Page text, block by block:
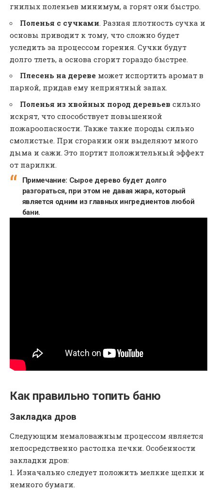
гнилых поленьев минимум, а горят они быстро.
Поленья с сучками . Разная плотность сучка и
основы приводит к тому, что сложно будет
уследить за процессом горения. Сучки будут
долго тлеть, а основа сгорит гораздо быстрее.
Плесень на дереве может испортить аромат в
парной, придав ему неприятный запах.
Поленья из хвойных пород деревьев сильно
искрят, что способствует повышенной
пожароопасности. Также такие породы сильно
смолистые. При сгорании они выделяют много
дыма и сажи. Это портит положительный эффект
от парилки.
Примечание: Сырое дерево будет долго
разгораться, при этом не давая жара, который
является одним из главных ингредиентов любой
бани.
Как правильно топить баню
Закладка дров
Следующим немаловажным процессом является
непосредственно растопка печки. Особенности
закладки дров:
Изначально следует положить мелкие щепки и
немного бумаги.